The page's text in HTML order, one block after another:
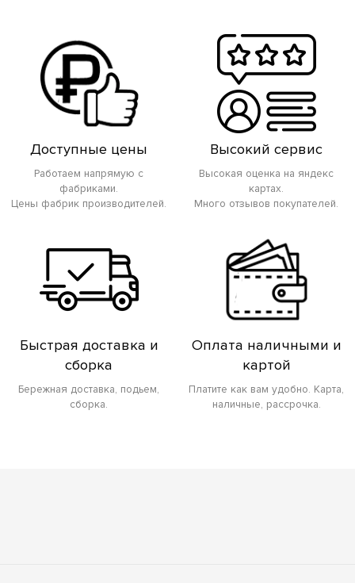
Доступные цены
Работаем напрямую с
фабриками.
Цены фабрик производителей.
Высокий сервис
Высокая оценка на яндекс
картах.
Много отзывов покупателей.
Быстрая доставка и
сборка
Бережная доставка, подьем,
сборка.
Оплата наличными и
картой
Платите как вам удобно. Карта,
наличные, рассрочка.